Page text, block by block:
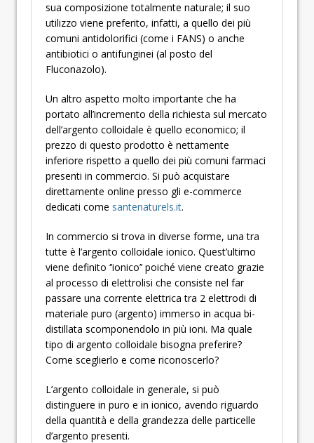
sua composizione totalmente naturale; il suo
utilizzo viene preferito, infatti, a quello dei più
comuni antidolorifici (come i FANS) o anche
antibiotici o antifunginei (al posto del
Fluconazolo).
Un altro aspetto molto importante che ha
portato all’incremento della richiesta sul mercato
dell’argento colloidale è quello economico; il
prezzo di questo prodotto è nettamente
inferiore rispetto a quello dei più comuni farmaci
presenti in commercio. Si può acquistare
direttamente online presso gli e-commerce
dedicati come santenaturels.it.
In commercio si trova in diverse forme, una tra
tutte è l’argento colloidale ionico. Quest’ultimo
viene definito ‘’ionico’’ poiché viene creato grazie
al processo di elettrolisi che consiste nel far
passare una corrente elettrica tra 2 elettrodi di
materiale puro (argento) immerso in acqua bi-
distillata scomponendolo in più ioni. Ma quale
tipo di argento colloidale bisogna preferire?
Come sceglierlo e come riconoscerlo?
L’argento colloidale in generale, si può
distinguere in puro e in ionico, avendo riguardo
della quantità e della grandezza delle particelle
d’argento presenti.